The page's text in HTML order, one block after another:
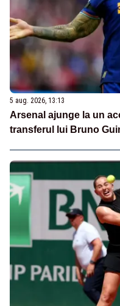
5 aug. 2026, 13:13
Arsenal ajunge la un
transferul lui Bruno